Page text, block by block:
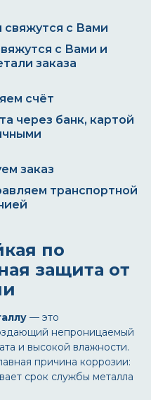
с Вами и
заказа
через банк, картой
транспортной
по
защита от
— это
непроницаемый
и высокой влажности.
причина коррозии:
срок службы металла